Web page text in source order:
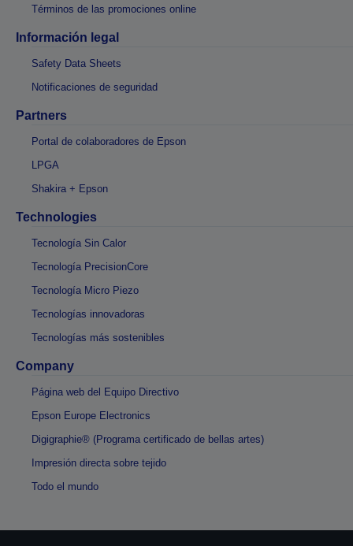
Términos de las promociones online
Información legal
Safety Data Sheets
Notificaciones de seguridad
Partners
Portal de colaboradores de Epson
LPGA
Shakira + Epson
Technologies
Tecnología Sin Calor
Tecnología PrecisionCore
Tecnología Micro Piezo
Tecnologías innovadoras
Tecnologías más sostenibles
Company
Página web del Equipo Directivo
Epson Europe Electronics
Digigraphie® (Programa certificado de bellas artes)
Impresión directa sobre tejido
Todo el mundo